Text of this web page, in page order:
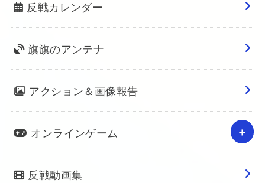
反戦カレンダー
旗旗のアンテナ
アクション＆画像報告
オンラインゲーム
反戦動画集